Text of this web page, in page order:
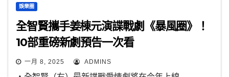
娛樂圈
全智賢攜手姜棟元演諜戰劇《暴風圈》！
10部重磅新劇預告一次看
一月 8, 2025 ADMINS